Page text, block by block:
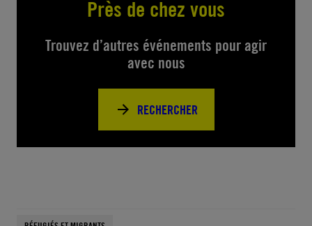
Près de chez vous
Trouvez d’autres événements pour agir
avec nous
RECHERCHER